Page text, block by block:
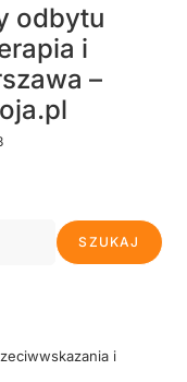
odbytu
i
–
SZUKAJ
i